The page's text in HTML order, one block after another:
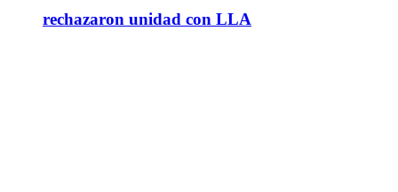
rechazaron unidad con LLA